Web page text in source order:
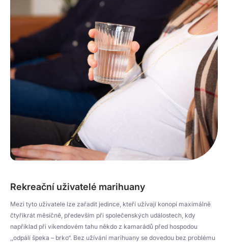
Rekreační uživatelé marihuany
Mezi tyto uživatele lze zařadit jedince, kteří užívají konopí maximálně
čtyřikrát měsíčně, především při společenských událostech, kdy
například při víkendovém tahu někdo z kamarádů před hospodou
,,odpálí špeka – brko“. Bez užívání marihuany se dovedou bez problému